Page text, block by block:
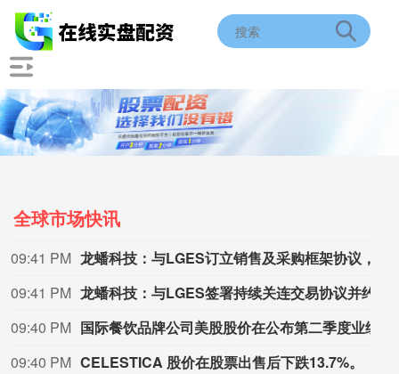
全球市场快讯
09:41 PM
09:41 PM
09:40 PM
09:40 PM CELESTICA 股价在股票出售后下跌13.7%。